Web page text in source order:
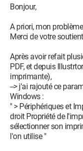
Bonjour,
A priori, mon
Merci de votre
Après avoir refait
PDF, et depuis
imprimante),
--> j'ai rajouté ce
Windows :
" > Périphériques et
droit Propriété de
sélectionner son
l'on utilise "